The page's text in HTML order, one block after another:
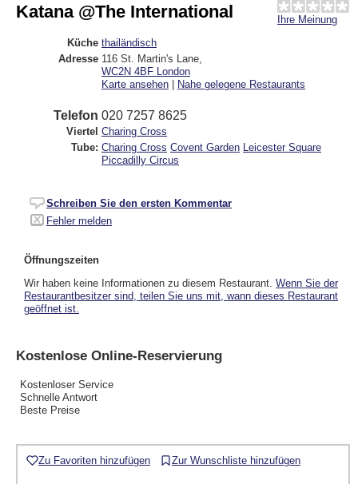
Ihre Meinung
Katana @The International
Küche thailändisch
Adresse 116 St. Martin's Lane
WC2N 4BF London
Karte ansehen | Nahe gelegene Restaurants
Telefon 020 7257 8625
Viertel Charing Cross
Tube: Charing Cross Covent Garden Leicester Square
Piccadilly Circus
Schreiben Sie den ersten Kommentar
Fehler melden
Öffnungszeiten
Wir haben keine Informationen zu diesem Restaurant. Wenn Sie der
Restaurantbesitzer sind, teilen Sie uns mit, wann dieses Restaurant
geöffnet ist.
Kostenlose Online-Reservierung
Kostenloser Service
Schnelle Antwort
Beste Preise
Zu Favoriten hinzufügen Zur Wunschliste hinzufügen